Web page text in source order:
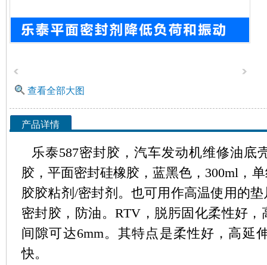
查看全部大图
产品详情
乐泰587密封胶，汽车发动机维修油底
胶，平面密封硅橡胶，蓝黑色，300ml，
胶胶粘剂/密封剂。也可用作高温使用的
密封胶，防油。RTV，脱肟固化柔性好
间隙可达6mm。其特点是柔性好，高延
快。